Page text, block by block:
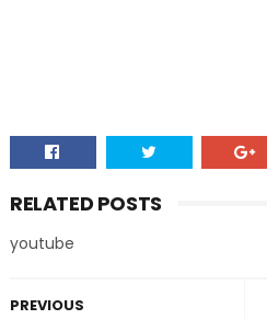
RELATED POSTS
youtube
PREVIOUS